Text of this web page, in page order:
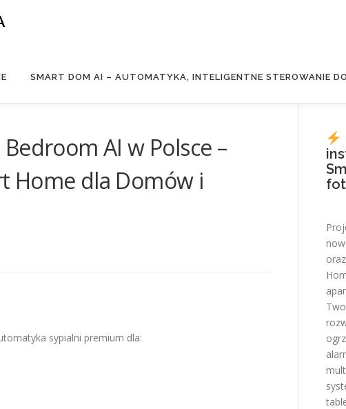
SMART DOM AI – AUTOMATYKA, INTELIGENTNE STEROWANIE
AI w Polsce –
Home dla Domów i
sypialni premium dla: